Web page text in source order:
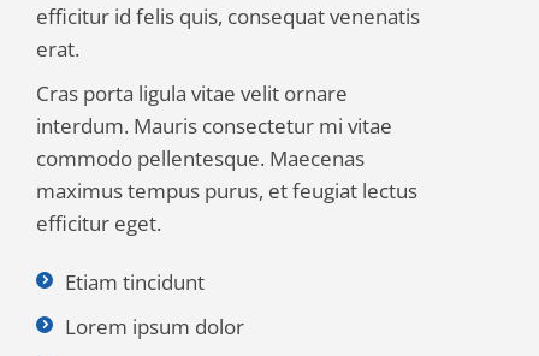
efficitur id felis quis, consequat venenatis
erat.
Cras porta ligula vitae velit ornare
interdum. Mauris consectetur mi vitae
commodo pellentesque. Maecenas
maximus tempus purus, et feugiat lectus
efficitur eget.
Etiam tincidunt
Lorem ipsum dolor